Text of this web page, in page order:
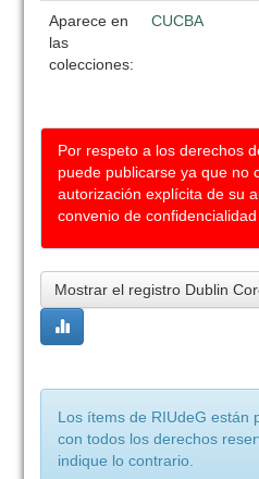
Aparece en
las
colecciones:
CUCBA
Por respeto a los derechos
puede publicarse ya que no
autorización explícita de su
convenio de confidencialidad
Mostrar el registro Dublin
Los ítems de RIUdeG están
con todos los derechos
indique lo contrario.